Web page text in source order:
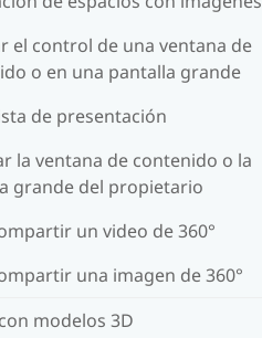
el control de una ventana de
o en una pantalla grande
de presentación
la ventana de contenido o la
grande del propietario
un video de 360°
una imagen de 360°
modelos 3D